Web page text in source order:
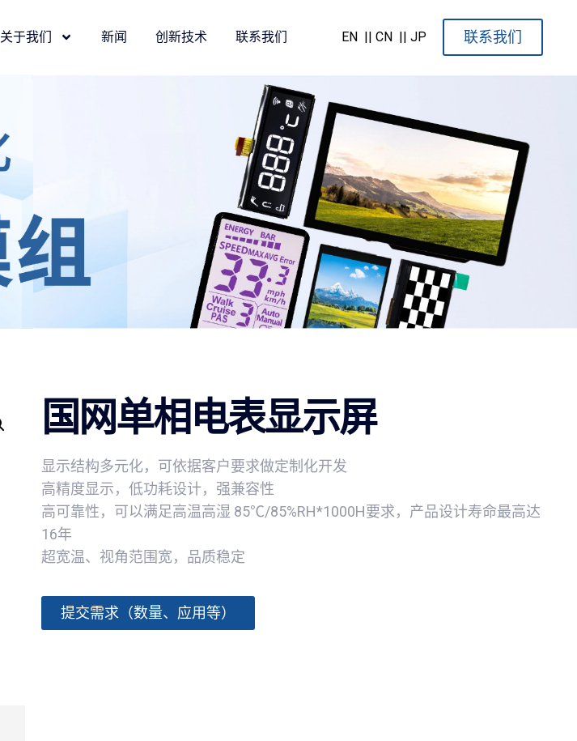
关于我们 新闻 创新技术 联系我们 EN || CN || JP 联系我们
国网单相电表显示屏
显示结构多元化，可依据客户要求做定制化开发
高精度显示，低功耗设计，强兼容性
高可靠性，可以满足高温高湿 85℃/85%RH*1000H要求，产品设计寿命最高达
16年
超宽温、视角范围宽，品质稳定
提交需求（数量、应用等）